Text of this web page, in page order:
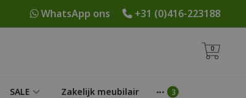
+31 (0)416-223188
WhatsApp ons
0
SALE Zakelijk meubilair